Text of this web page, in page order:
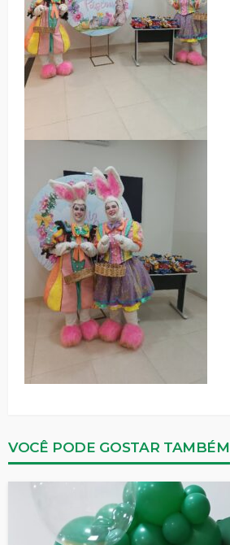
VOCÊ PODE GOSTAR TAMBÉM